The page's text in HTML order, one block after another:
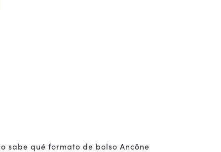
sabe qué formato de bolso Ancône